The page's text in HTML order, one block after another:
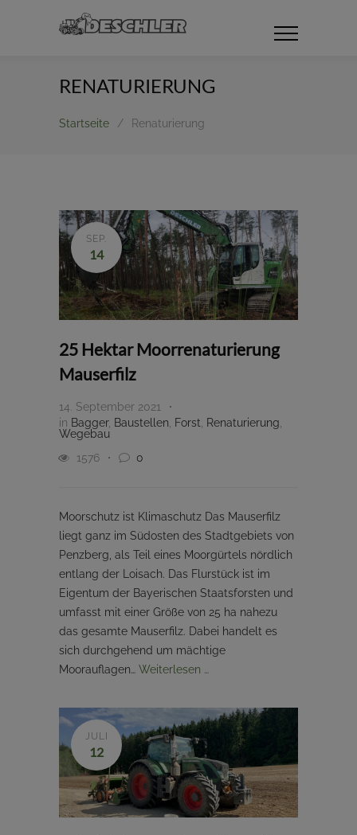
RENATURIERUNG
Startseite / Renaturierung
SEP.
14
25 Hektar Moorrenaturierung
Mauserfilz
14. September 2021
in Bagger, Baustellen Forst Renaturierung
Wegebau
1576
0
Moorschutz ist Klimaschutz Das Mauserfilz
liegt ganz im Südosten des Stadtgebiets von
Penzberg, als Teil eines Moorgürtels nördlich
entlang der Loisach. Das Flurstück ist im
Eigentum der Bayerischen Staatsforsten und
umfasst mit einer Größe von 25 ha nahezu
das gesamte Mauserfilz. Dabei handelt es
sich durchgehend um mächtige
Moorauflagen… Weiterlesen …
JULI
12